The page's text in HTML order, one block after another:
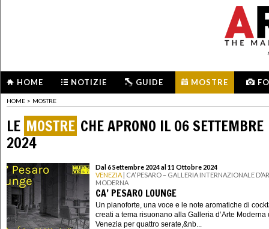
HOME NOTIZIE GUIDE MOSTRE
HOME > MOSTRE
LE MOSTRE CHE APRONO IL 06 SETTEMBRE
2024
Dal 6 Settembre 2024 al 11 Ottobre 2024
VENEZIA | CA’ PESARO – GALLERIA INTERNAZIONALE
MODERNA
CA’ PESARO LOUNGE
Un pianoforte, una voce e le note aromatiche di
creati a tema risuonano alla Galleria d’Arte Moderna
Venezia per quattro serate,&nb...